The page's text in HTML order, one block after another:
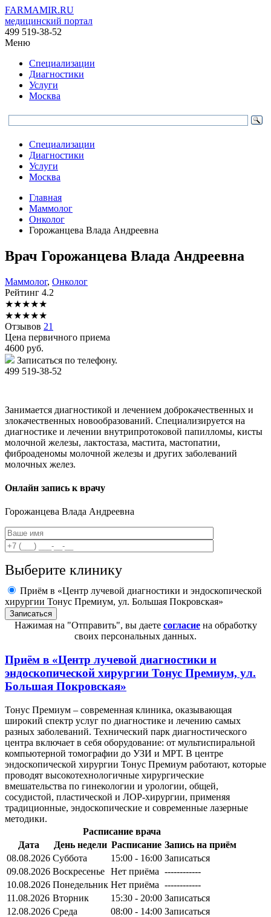
FARMAMIR.RU
медицинский портал
499 519-38-52
Меню
Специализации
Диагностики
Услуги
Москва
Специализации
Диагностики
Услуги
Москва
Главная
Маммолог
Онколог
Горожанцева Влада Андреевна
Врач Горожанцева Влада Андреевна
Маммолог, Онколог
Рейтинг 4.2
★★★★★
★★★★★
Отзывов 21
Цена первичного приема
4600 руб.
Записаться по телефону.
499 519-38-52
Занимается диагностикой и лечением доброкачественных и
злокачественных новообразований. Специализируется на
диагностике и лечении внутрипротоковой папилломы, кисты
молочной железы, лактостаза, мастита, мастопатии,
фиброаденомы молочной железы и других заболеваний
молочных желез.
Онлайн запись к врачу
Горожанцева Влада Андреевна
Выберите клинику
Приём в «Центр лучевой диагностики и эндоскопической
хирургии Тонус Премиум, ул. Большая Покровская»
Нажимая на "Отправить", вы даете согласиена обработку
своих персональных данных.
Приём в «Центр лучевой диагностики и
эндоскопической хирургии Тонус Премиум, ул.
Большая Покровская»
Тонус Премиум – современная клиника, оказывающая
широкий спектр услуг по диагностике и лечению самых
разных заболеваний. Технический парк диагностического
центра включает в себя оборудование: от мультиспиральной
компьютерной томографии до УЗИ и МРТ. В центре
эндоскопической хирургии Тонус Премиум работают, которые
проводят высокотехнологичные хирургические
вмешательства по гинекологии и урологии, общей,
сосудистой, пластической и ЛОР-хирургии, применяя
традиционные, эндоскопические и современные лазерные
методики.
Расписание врача
Дата
День недели Расписание Запись на приём
08.08.2026 Суббота 15:00 - 16:00 Записаться
09.08.2026 Воскресенье Нет приёма ------------
10.08.2026 Понедельник Нет приёма ------------
11.08.2026 Вторник 15:30 - 20:00 Записаться
12.08.2026 Среда 08:00 - 14:00 Записаться